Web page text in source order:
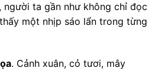
người ta gần như không chỉ đọc
một nhịp sáo lẩn trong từng
. Cảnh xuân, cỏ tươi, mây